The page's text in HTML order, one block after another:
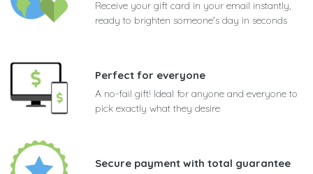
Receive your gift card in your email instantly,
ready to brighten someone's day in seconds
Perfect for everyone
A no-fail gift! Ideal for anyone and everyone to
pick exactly what they desire
Secure payment with total guarantee